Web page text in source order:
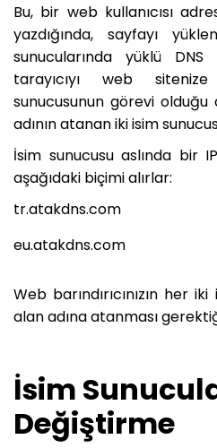
Bu, bir web kullanıcısı
yazdığında, sayfayı
sunucularında yüklü DNS
tarayıcıyı web
sunucusunun görevi
adının atanan iki isim
İsim sunucusu aslında bir
aşağıdaki biçimi alırlar:
tr.atakdns.com
eu.atakdns.com
Web barındırıcınızın her
alan adına atanması
İsim
Değiştirme